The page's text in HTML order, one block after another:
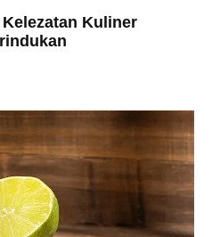
Kuliner